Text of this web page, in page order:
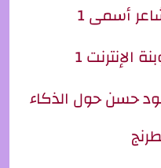
أسمى 1
1
محمود حسن حول الذكاء